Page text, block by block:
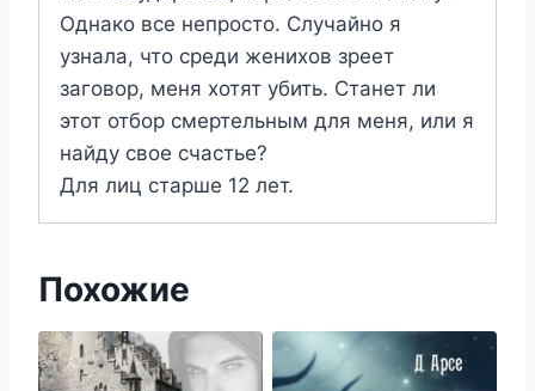
Однако все непросто. Случайно я
узнала, что среди женихов зреет
заговор, меня хотят убить. Станет ли
этот отбор смертельным для меня, или я
найду свое счастье?
Для лиц старше 12 лет.
Похожие